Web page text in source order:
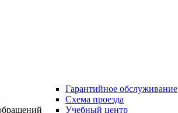
Гарантийное обслуживание
Схема проезда
Учебный центр